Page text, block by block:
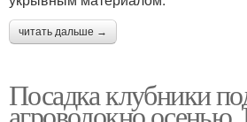
читать дальше →
Посадка клубники